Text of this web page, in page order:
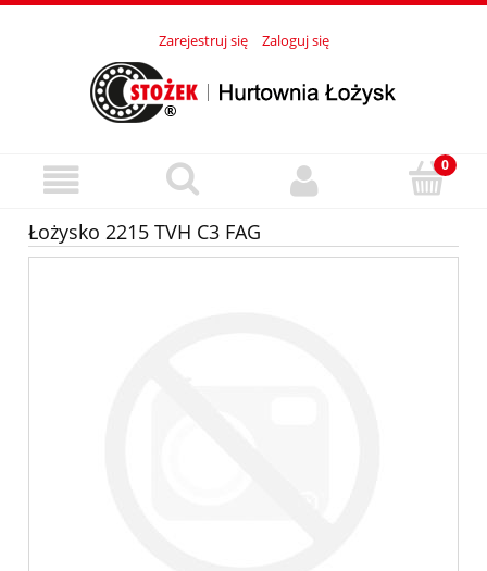
Zarejestruj się Zaloguj się
Łożysko 2215 TVH C3 FAG